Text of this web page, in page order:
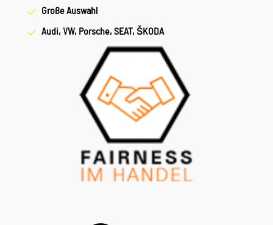
Große Auswahl
Audi, VW, Porsche, SEAT, ŠKODA